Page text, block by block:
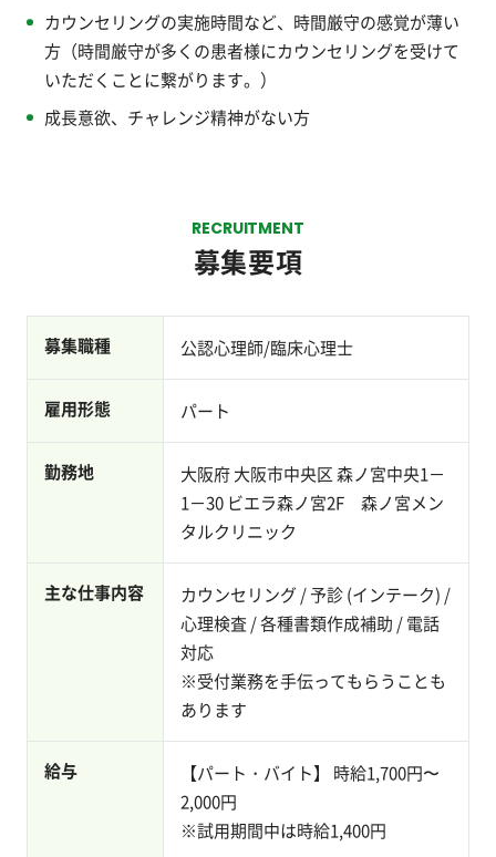
カウンセリングの実施時間など、時間厳守の感覚が薄い
方（時間厳守が多くの患者様にカウンセリングを受けて
いただくことに繋がります。）
成長意欲、チャレンジ精神がない方
RECRUITMENT
募集要項
募集職種 公認心理師/臨床心理士
雇用形態 パート
勤務地
大阪府 大阪市中央区 森ノ宮中央1－
1－30 ビエラ森ノ宮2F 森ノ宮メン
タルクリニック
主な仕事内容
カウンセリング / 予診 (インテーク) /
心理検査 / 各種書類作成補助 / 電話
対応
※受付業務を手伝ってもらうことも
あります
給与
【パート・バイト】 時給1,700円〜
2,000円
※試用期間中は時給1,400円